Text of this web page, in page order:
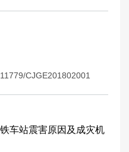
CJGE201802001
车站震害原因及成灾机